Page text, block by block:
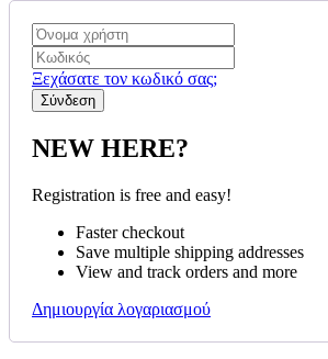
Ξεχάσατε τον κωδικό σας;
NEW HERE?
Registration is free and easy!
Faster checkout
Save multiple shipping addresses
View and track orders and more
Δημιουργία λογαριασμού